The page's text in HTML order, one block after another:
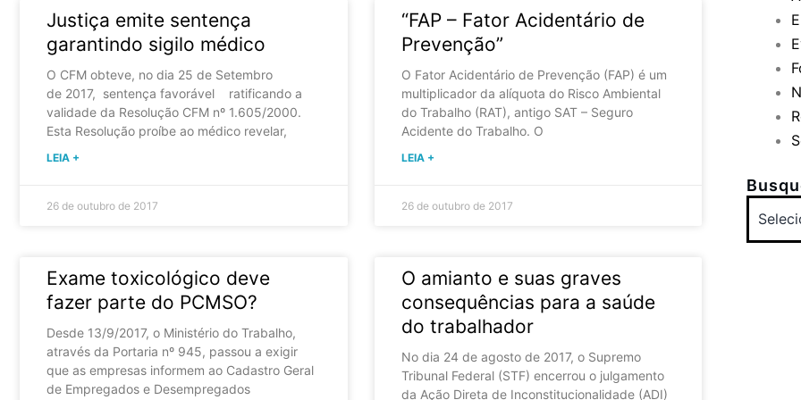
Justiça emite sentença
garantindo sigilo médico
O CFM obteve, no dia 25 de Setembro
de 2017, sentença favorável ratificando a
validade da Resolução CFM nº 1.605/2000.
Esta Resolução proíbe ao médico revelar,
LEIA +
26 de outubro de 2017
“FAP – Fator Acidentário de
Prevenção”
O Fator Acidentário de Prevenção (FAP) é um
multiplicador da alíquota do Risco Ambiental
do Trabalho (RAT), antigo SAT – Seguro
Acidente do Trabalho. O
LEIA +
26 de outubro de 2017
Exame toxicológico deve
fazer parte do PCMSO?
Desde 13/9/2017, o Ministério do Trabalho,
através da Portaria nº 945, passou a exigir
que as empresas informem ao Cadastro Geral
de Empregados e Desempregados
O amianto e suas graves
consequências para a saúde
do trabalhador
No dia 24 de agosto de 2017, o Supremo
Tribunal Federal (STF) encerrou o julgamento
da Ação Direta de Inconstitucionalidade (ADI)